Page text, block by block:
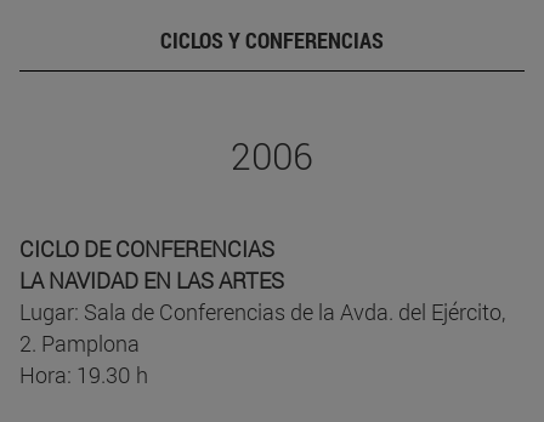
CICLOS Y CONFERENCIAS
2006
CICLO DE CONFERENCIAS
LA NAVIDAD EN LAS ARTES
Lugar: Sala de Conferencias de la Avda. del Ejército,
2. Pamplona
Hora: 19.30 h